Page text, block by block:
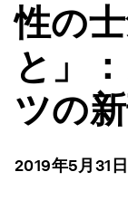
性の
と」
ツの
2019年5月31日